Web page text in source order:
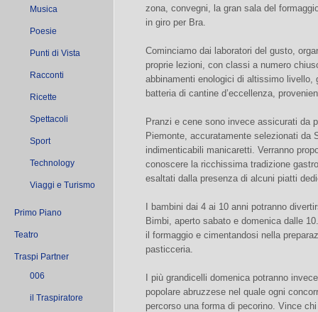
Musica
Poesie
Punti di Vista
Racconti
Ricette
Spettacoli
Sport
Technology
Viaggi e Turismo
Primo Piano
Teatro
Traspi Partner
006
il Traspiratore
zona, convegni, la gran sala del
in giro per Bra.
Cominciamo dai laboratori del gusto,
proprie lezioni, con classi a numero
abbinamenti enologici di altissimo livello,
batteria di cantine d’eccellenza,
Pranzi e cene sono invece assicurati da
Piemonte, accuratamente selezionati da
indimenticabili manicaretti. Verranno
conoscere la ricchissima tradizione
esaltati dalla presenza di alcuni piatti
I bambini dai 4 ai 10 anni potranno
Bimbi, aperto sabato e domenica dalle
il formaggio e cimentandosi nella
pasticceria.
I più grandicelli domenica potranno
popolare abruzzese nel quale ogni
percorso una forma di pecorino. Vince